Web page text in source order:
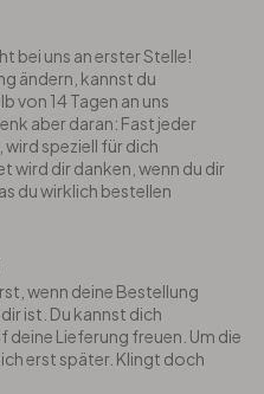
bei uns an erster Stelle!
ändern, kannst du
von 14 Tagen an uns
aber daran: Fast jeder
speziell für dich
wird dir danken, wenn du dir
du wirklich bestellen
wenn deine Bestellung
ist. Du kannst dich
deine Lieferung freuen. Um die
erst später. Klingt doch